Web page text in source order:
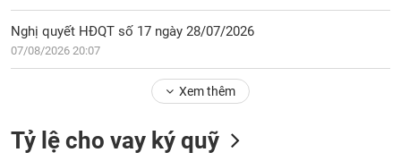
Nghị quyết HĐQT số 17 ngày 28/07/2026
07/08/2026 20:07
Xem thêm
Tỷ lệ cho vay ký quỹ